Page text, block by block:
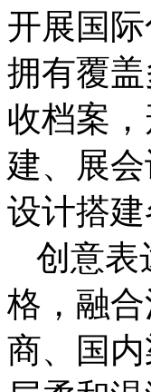
开展国
拥有覆
收档案
建、展
设计搭
创意表
格，融
商、国